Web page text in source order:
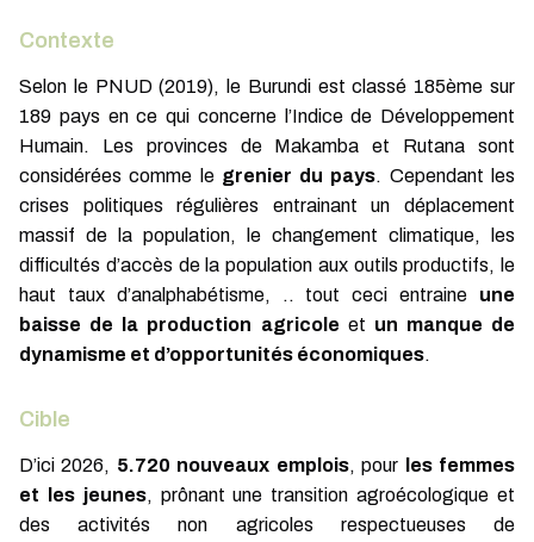
Contexte
Selon le PNUD (2019), le Burundi est classé 185ème sur
189 pays en ce qui concerne l’Indice de Développement
Humain. Les provinces de Makamba et Rutana sont
considérées comme le grenier du pays. Cependant les
crises politiques régulières entrainant un déplacement
massif de la population, le changement climatique, les
difficultés d’accès de la population aux outils productifs, le
haut taux d’analphabétisme, .. tout ceci entraine une
baisse de la production agricole et un manque de
dynamisme et d’opportunités économiques.
Cible
D’ici 2026, 5.720 nouveaux emplois, pour
les femmes
et les jeunes, prônant une transition agroécologique et
des activités non agricoles respectueuses de